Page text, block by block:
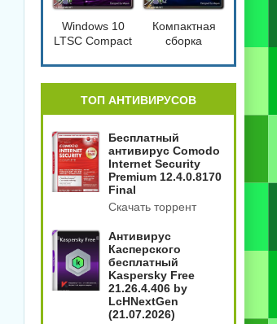
Windows 10
LTSC Compact
Компактная
сборка
1809 Compact
4in2
[17763.379]
ТОП АНТИВИРУСОВ
Бесплатный
антивирус Comodo
Internet Security
Premium 12.4.0.8170
Final
Скачать торрент
Антивирус
Касперского
бесплатный
Kaspersky Free
21.26.4.406 by
LcHNextGen
(21.07.2026)